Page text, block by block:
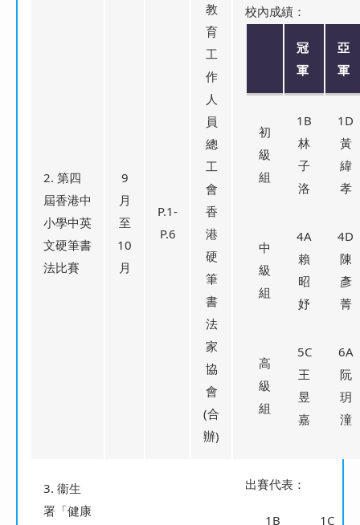
2. 第四
屆香港中
小學中英
文硬筆書
法比賽
9
月
至
10
月
P.1-
P.6
教
育
工
作
人
員
總
工
會
香
港
硬
筆
書
法
家
協
會
(合
辦)
校內成績：
冠
軍
亞
軍
初
級
組
1B
林
子
洛
1D
黃
緯
孝
中
級
組
4A
賴
昭
妤
4D
陳
彥
菁
高
級
組
5C
王
昱
嘉
6A
阮
玥
潼
3. 衞生
署「健康
出賽代表：
1B
1C